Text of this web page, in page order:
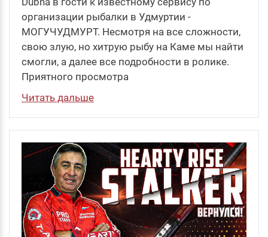
организации рыбалки в Удмуртии -
МОГУЧУДМУРТ. Несмотря на все сложности,
свою злую, но хитрую рыбу на Каме мы найти
смогли, а далее все подробности в ролике.
Приятного просмотра
Читать дальше